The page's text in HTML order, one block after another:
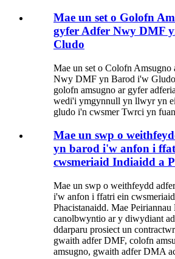
Mae un set o Golofn
gyfer Adfer Nwy DMF
Cludo
Mae un set o Colofn Amsugno
Nwy DMF yn Barod i'w Gludo
golofn amsugno ar gyfer
wedi'i ymgynnull yn llwyr yn
gludo i'n cwsmer Twrci yn
Mae un swp o
yn barod i'w anfon i
cwsmeriaid Indiaidd a
Mae un swp o weithfeydd
i'w anfon i ffatri ein
Phacistanaidd. Mae
canolbwyntio ar y diwydiant
ddarparu prosiect un
gwaith adfer DMF, colofn
amsugno, gwaith adfer DMA